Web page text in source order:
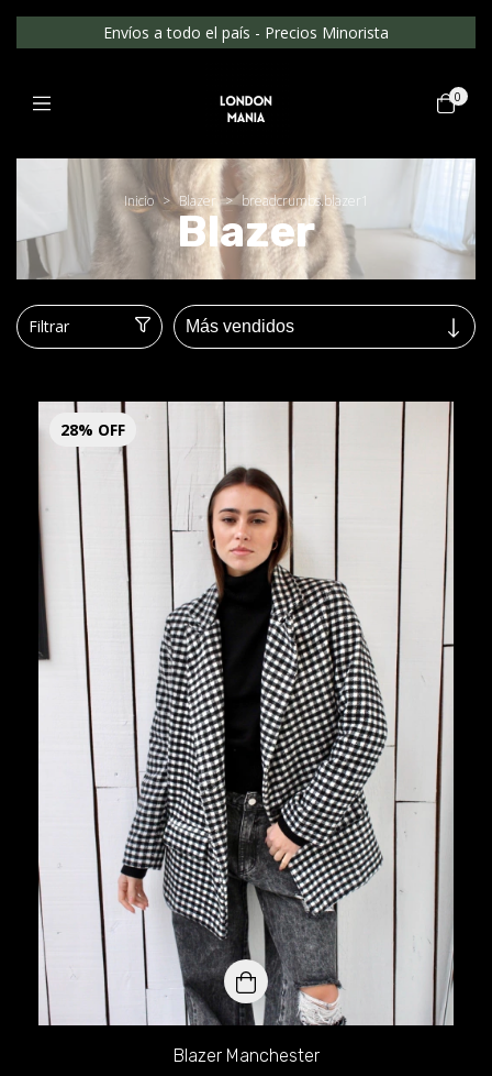
Envíos a todo el país - Precios Minorista
0
Inicio > Blazer > breadcrumbs.blazer1
Blazer
Filtrar
28% OFF
Blazer Manchester